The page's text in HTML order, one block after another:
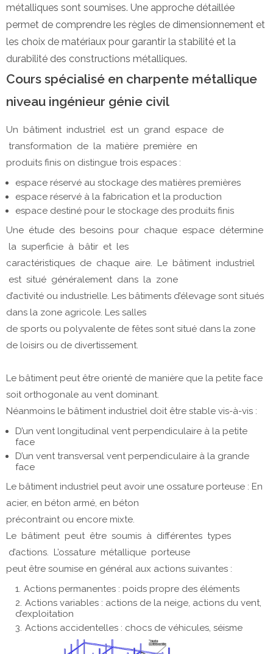
métalliques sont soumises. Une approche détaillée
permet de comprendre les règles de dimensionnement et
les choix de matériaux pour garantir la stabilité et la
durabilité des constructions métalliques.
Cours spécialisé en charpente métallique
niveau ingénieur génie civil
Un bâtiment industriel est un grand espace de
transformation de la matière première en
produits finis on distingue trois espaces :
espace réservé au stockage des matières premières
espace réservé à la fabrication et la production
espace destiné pour le stockage des produits finis
Une étude des besoins pour chaque espace détermine
la superficie à bâtir et les
caractéristiques de chaque aire. Le bâtiment industriel
est situé généralement dans la zone
d’activité ou industrielle. Les bâtiments d’élevage sont situés
dans la zone agricole. Les salles
de sports ou polyvalente de fêtes sont situé dans la zone
de loisirs ou de divertissement.
Le bâtiment peut être orienté de manière que la petite face
soit orthogonale au vent dominant.
Néanmoins le bâtiment industriel doit être stable vis-à-vis :
D’un vent longitudinal vent perpendiculaire à la petite
face
D’un vent transversal vent perpendiculaire à la grande
face
Le bâtiment industriel peut avoir une ossature porteuse : En
acier, en béton armé, en béton
précontraint ou encore mixte.
Le bâtiment peut être soumis à différentes types
d’actions. L’ossature métallique porteuse
peut être soumise en général aux actions suivantes :
Actions permanentes : poids propre des éléments
Actions variables : actions de la neige, actions du vent,
d’exploitation
Actions accidentelles : chocs de véhicules, séisme